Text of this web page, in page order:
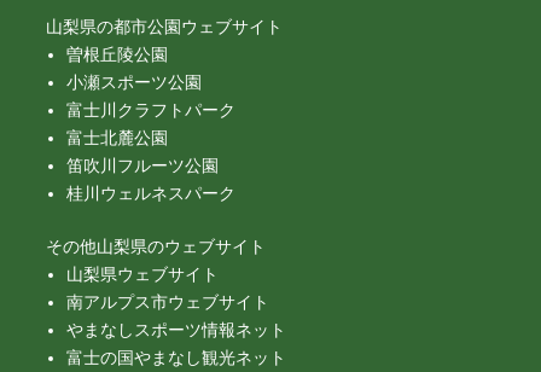
山梨県の都市公園ウェブサイト
曽根丘陵公園
小瀬スポーツ公園
富士川クラフトパーク
富士北麓公園
笛吹川フルーツ公園
桂川ウェルネスパーク
その他山梨県のウェブサイト
山梨県ウェブサイト
南アルプス市ウェブサイト
やまなしスポーツ情報ネット
富士の国やまなし観光ネット